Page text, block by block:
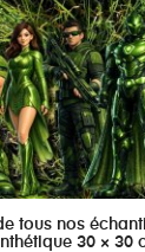
tous nos
30 × 30